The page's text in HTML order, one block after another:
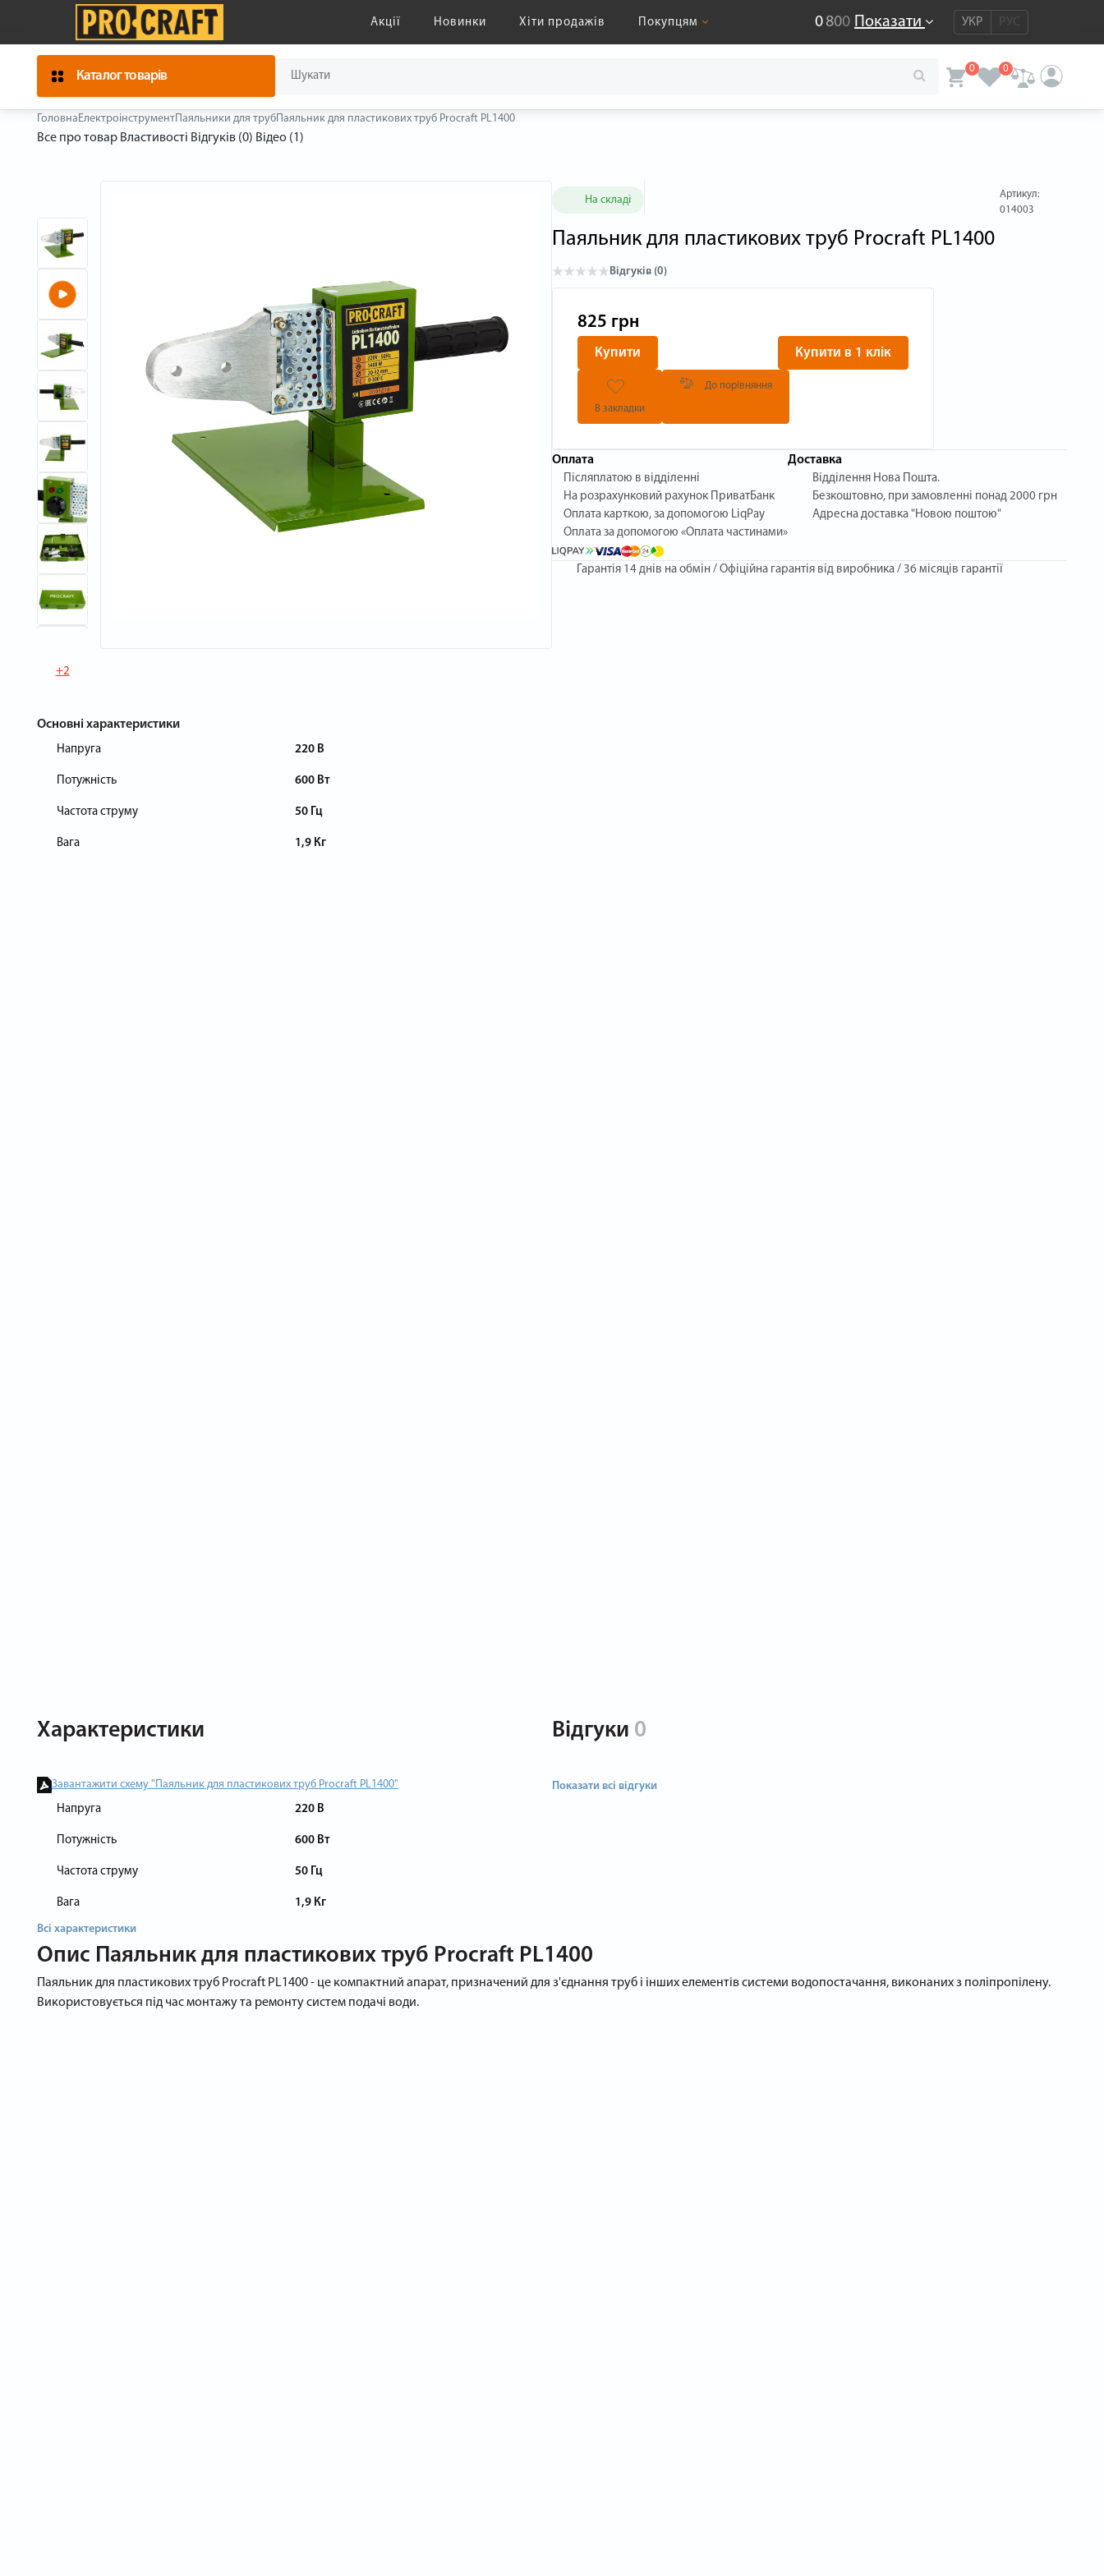
Акції Новинки Хіти продажів Покупцям 0800 Показати УКР РУС
Каталог товарів
0 0
ГоловнаЕлектроінструментПаяльники для трубПаяльник для пластикових труб Procraft PL1400
Все про товар Властивості Відгуків (0) Відео (1)
+2
Основні характеристики
Напруга 220 В
Потужність 600 Вт
Частота струму 50 Гц
Вага 1,9 Кг
На складі
Артикул:
014003
Паяльник для пластикових труб Procraft PL1400
Відгуків (0)
825 грн
Купити Купити в 1 клік
В закладки
До порівняння
Оплата
Післяплатою в відділенні
На розрахунковий рахунок ПриватБанк
Оплата карткою, за допомогою LiqPay
Оплата за допомогою «Оплата частинами»
Доставка
Відділення Нова Пошта.
Безкоштовно, при замовленні понад 2000 грн
Адресна доставка "Новою поштою"
Гарантія 14 днів на обмін / Офіційна гарантія від виробника / 36 місяців гарантії
Характеристики
Завантажити схему "Паяльник для пластикових труб Procraft PL1400"
Напруга
220 В
Потужність 600 Вт
Частота струму 50 Гц
Вага 1,9 Кг
Всі характеристики
Відгуки 0
Показати всі відгуки
Опис Паяльник для пластикових труб Procraft PL1400
Паяльник для пластикових труб Procraft PL1400 - це компактний апарат, призначений для з'єднання труб і інших елементів системи водопостачання, виконаних з поліпропілену.
Використовується під час монтажу та ремонту систем подачі води.